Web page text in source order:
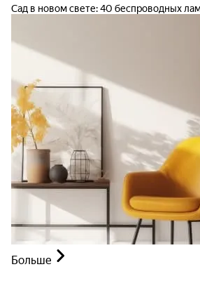
Сад в новом свете: 40 беспроводных
Больше